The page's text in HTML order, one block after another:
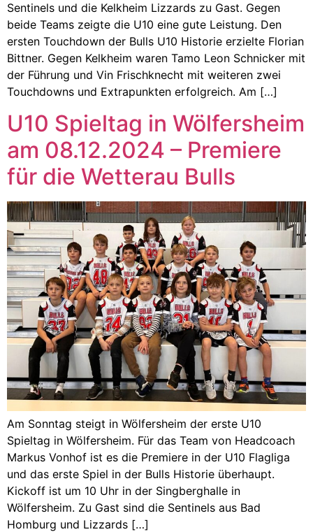
Sentinels und die Kelkheim Lizzards zu Gast. Gegen
beide Teams zeigte die U10 eine gute Leistung. Den
ersten Touchdown der Bulls U10 Historie erzielte Florian
Bittner. Gegen Kelkheim waren Tamo Leon Schnicker mit
der Führung und Vin Frischknecht mit weiteren zwei
Touchdowns und Extrapunkten erfolgreich. Am […]
U10 Spieltag in Wölfersheim
am 08.12.2024 – Premiere
für die Wetterau Bulls
Am Sonntag steigt in Wölfersheim der erste U10
Spieltag in Wölfersheim. Für das Team von Headcoach
Markus Vonhof ist es die Premiere in der U10 Flagliga
und das erste Spiel in der Bulls Historie überhaupt.
Kickoff ist um 10 Uhr in der Singberghalle in
Wölfersheim. Zu Gast sind die Sentinels aus Bad
Homburg und Lizzards […]